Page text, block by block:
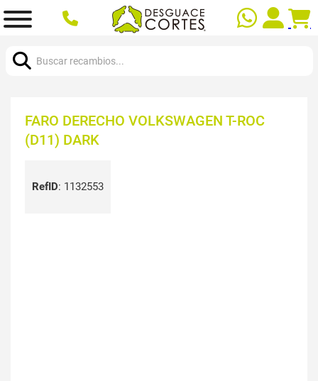
FARO DERECHO VOLKSWAGEN T-ROC
(D11) DARK
RefID: 1132553